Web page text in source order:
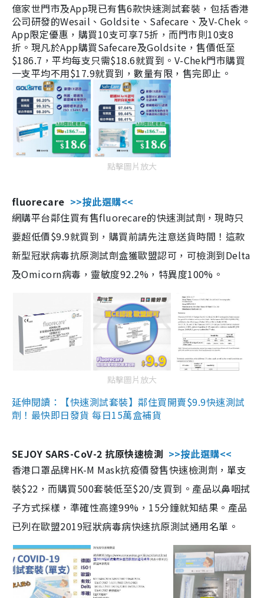
億家世門市及App現已有售6款快速測試套裝，包括香港
公司研發的Wesail、Goldsite、Safecare、及V-Chek。
App限定優惠，購買10支可享75折，而門市則10支8
折。現凡於App購買Safecare及Goldsite，售價低至
$186.7，平均每支只需$18.6就買到。V-Chek門市購買
一支平均不用$17.9就買到，數量有限，售完即止。
點擊圖片放大
fluorecare >>按此選購<<
網購平台鄰住買有售fluorecare的快速測試劑，現時只
要超低價$9.9就買到，購買前請先注意送貨時間！這款
新型冠狀病毒抗原測試劑盒獲歐盟認可，可檢測到Delta
及Omicorn病毒，靈敏度92.2%，特異度100%。
點擊圖片放大
延伸閱讀：【快速測試套裝】鄰住買開賣$9.9快速測試
劑！最快即日發貨 每日15萬盒補貨
SEJOY SARS-CoV-2 抗原快速檢測 >>按此選購<<
香港口罩品牌HK-M Mask抗疫價發售快速檢測劑，單支
裝$22，而購買500套裝低至$20/支買到。產品以鼻咽拭
子方式採樣，準確性高達99%，15分鐘就知結果。產品
已列在歐盟2019冠狀病毒病快速抗原測試通用名單。